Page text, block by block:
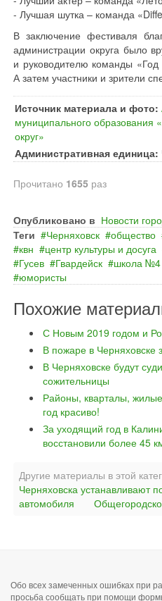
- Лучшая шутка – команда
В заключение фестиваля
администрации округа было
и руководителю команды
А затем участники и зрители
Источник материала и фото:
муниципального образования
округ»
Административная единица:
Прочитано 1655 раз
Опубликовано в Новости
Теги
Черняховск общество
квн
центр культуры и досуга
Гусев
Гвардейск школа №4
юмористы
Похожие
С Новым 2019 годом и
В пожаре в Черняховске
В Черняховске будут
сожительницы
Районы, кварталы,
год красиво!
За уходящий год в
восстановили более 45
Другие материалы в этой
Черняховска устанавливают
автомобиля
Обо всех замеченных ошибках при
просьба сообщать при помощи